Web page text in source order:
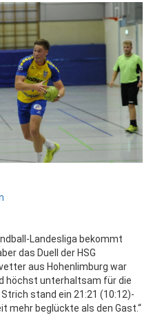
Landesliga bekommt
das Duell der HSG
aus Hohenlimburg war
höchst unterhaltsam für die
stand ein 21:21 (10:12)-
mehr beglückte als den Gast.“